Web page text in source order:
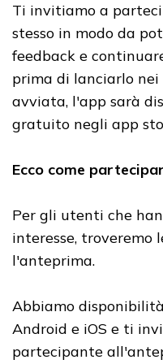
Ti invitiamo a
stesso in modo da
feedback e
prima di lanciarlo nei
avviata, l'app sarà
gratuito negli app
Ecco come
Per gli utenti che
interesse, troveremo
l'anteprima.
Abbiamo
Android e iOS e ti
partecipante